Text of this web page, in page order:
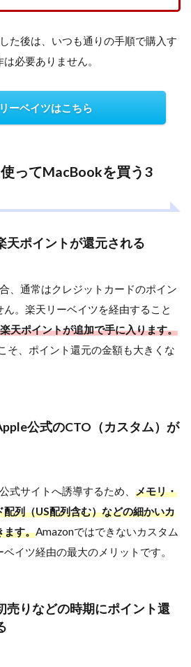
た後は、いつも通りの手順で購入す
必要ありません。
ーベイツはこちら
ってMacBookを買う3
天ポイントが還元される
、通常はクレジットカードのポイン
ん。楽天リーベイツを経由すること
天ポイントが追加で手に入ります。
そ、ポイント還元の金額も大きくな
公式のCTO（カスタム）が
式サイトへ誘導するため、 メモリ・
列（US配列含む）などの細かいカ
ます。Amazonではできないカスタム
イツ経由の最大のメリットです。
売りなどの時期にポイント還